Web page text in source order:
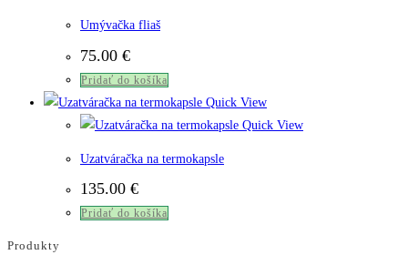
si
môžete
vybrať
Umývačka fliaš
75.00 €
Pridať do košíka
Quick View
Quick View
Uzatváračka na termokapsle
135.00 €
Pridať do košíka
Produkty